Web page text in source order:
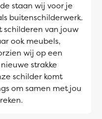
staan wij voor je
buitenschilderwerk.
schilderen van jouw
ook meubels,
wij op een
strakke
schilder komt
om samen met jou